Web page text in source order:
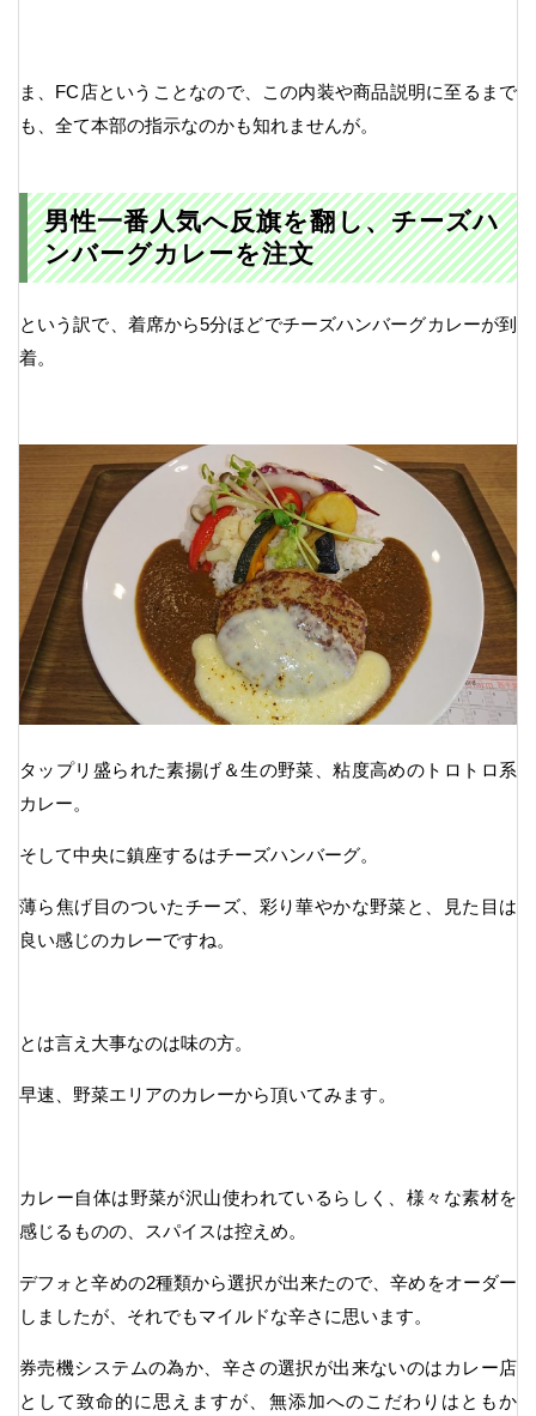
ま、FC店ということなので、この内装や商品説明に至るまで
も、全て本部の指示なのかも知れませんが。
男性一番人気へ反旗を翻し、チーズハ
ンバーグカレーを注文
という訳で、着席から5分ほどでチーズハンバーグカレーが到
着。
タップリ盛られた素揚げ＆生の野菜、粘度高めのトロトロ系
カレー。
そして中央に鎮座するはチーズハンバーグ。
薄ら焦げ目のついたチーズ、彩り華やかな野菜と、見た目は
良い感じのカレーですね。
とは言え大事なのは味の方。
早速、野菜エリアのカレーから頂いてみます。
カレー自体は野菜が沢山使われているらしく、様々な素材を
感じるものの、スパイスは控えめ。
デフォと辛めの2種類から選択が出来たので、辛めをオーダー
しましたが、それでもマイルドな辛さに思います。
券売機システムの為か、辛さの選択が出来ないのはカレー店
として致命的に思えますが、無添加へのこだわりはともか